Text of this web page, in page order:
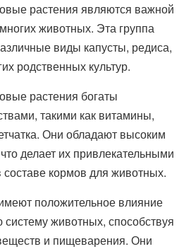
растения являются важной
животных. Эта группа
виды капусты, редиса,
родственных культур.
растения богаты
такими как витамины,
Они обладают высоким
делает их привлекательными
кормов для животных.
положительное влияние
животных, способствуя
и пищеварения. Они